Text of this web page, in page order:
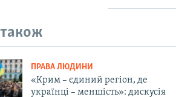
ПРАВА ЛЮДИНИ
«Крим – єдиний регіон, де
українці – меншість»: дискусія